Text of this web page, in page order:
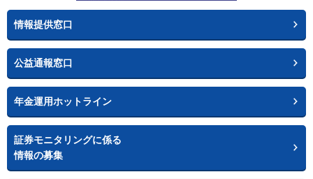
情報提供窓口
公益通報窓口
年金運用ホットライン
証券モニタリングに係る
情報の募集